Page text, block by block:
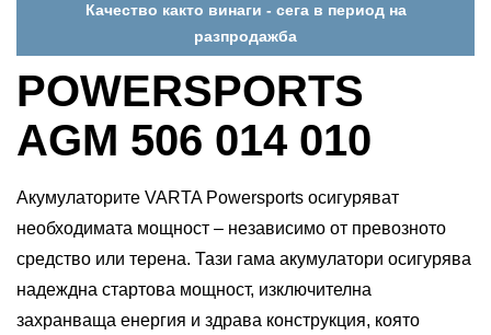
Качество както винаги - сега в период на
разпродажба
POWERSPORTS
AGM 506 014 010
Акумулаторите VARTA Powersports осигуряват
необходимата мощност – независимо от превозното
средство или терена. Тази гама акумулатори осигурява
надеждна стартова мощност, изключителна
захранваща енергия и здрава конструкция, която